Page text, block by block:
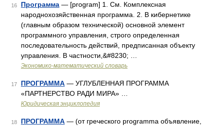
16 Программа — [program] 1. См. Комплексная
народнохозяйственная программа. 2. В кибернетике
(главным образом технической) основной элемент
программного управления, строго определенная
последовательность действий, предписанная объекту
управления. В частности,&#8230; …
Экономико-математический словарь
17 ПРОГРАММА — УГЛУБЛЕННАЯ ПРОГРАММА
«ПАРТНЕРСТВО РАДИ МИРА» …
Юридическая энциклопедия
18 ПРОГРАММА — (от греческого programma объявление,